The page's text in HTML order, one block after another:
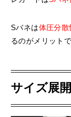
Sバネは体圧分散
るのがメリットで
サイズ展開